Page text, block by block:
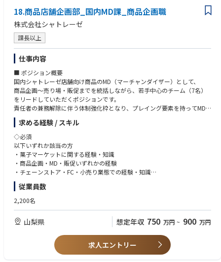
を運んで体感していただきます。
発信業務は既存コンテンツの運用と店頭からの一次発信(新入荷、日常の気
づき )から始めます。この期間に蓄える「語る言葉」が、その後すべての
発信の基礎になります。
【半年〜1年】
このフェーズから、店頭業務は定常業務として回しつつ、時間、エネルギ
ーの主軸をマーケティングに移していきます。
・SNS運用の主導権を立ち上げ (企画、撮影、投稿、分析のサイクルを一
人で回す )
・店頭演出、ビジュアルマーチャンダイジングの見直し
・店頭イベント
(新作発表会、職人を招いたトークイベント等 )の企画実行
・顧客データの蓄積と分析
店頭で得た顧客の声を発信に反映し、発信で来店動機を作る。この循環を
ご自身で回していただくのがこの時期のコアです。
上記と並行して、産地、地域との関係構築を進めていただきます。これは
マーケティング活動と分けておらず、一体として設計すべきものだと考え
ています。
・鯖江の地域イベント(眼鏡フェスタ等)への参画・出店
・工場ツアーの対応(旅行代理店、学校、企業研修等からの依頼窓口)
・他の産地企業・職人とのリレーション作り
このフェーズでは、単なる直営店から脱して「鯖江を訪れたら立ち寄りた
い場所」にすることを目標にします。具体的には
・工場ツアーをプログラム化し、外部において取材・紹介できる行軒に育
18.商品店舗企画部_国内MD課_商品企画職
株式会社シャトレーゼ
課長以上
仕事内容
■ ポジション概要
国内シャトレーゼ店舗向け商品のMD（マーチャンダイザー）として、
商品企画～売り場・販促までを統括しながら、若手中心のチーム（7名）
をリードしていただくポジションです。
責任者の兼務解除に伴う体制強化枠となり、プレイング要素を持ってMD
業務の中核を担うことが期待されています。
■期待役割
・商品企画・MD方針の設計
・営業・製造・販促・マーケ部門との調整ハブ
・若手MDメンバーの育成・業務レビュー
・売り場・カテゴリ単位での中長期MD設計
■業務内容
※下記はスキル優先度の高い順で記載しています。
①商品企画（菓子・酒類・パン・デリカ 等）
・年間構成、カテゴリー方針を踏まえた企画立案
商品単体ではなく、売り場全体・カテゴリ全体を見据えたMD設計が求め
プロダクトアウト一辺倒ではなく、顧客起点（マーケットイン）で背景・
データ・市場視点を持った企画が求められます。
求める経験 / スキル
◇必須
以下いずれか該当の方
・菓子マーケットに関する経験・知識
・商品企画・MD・販促いずれかの経験
・チェーンストア・FC・小売り業態での経験・知識
・データ分析の基礎スキル
・普通自動車免許
・チームリーダー・主幹クラスの経験（管理職経験は不問）
・菓子・スイーツ・パン・デリカの取扱い経験
・日配食品・チルド商品の取扱い経験
・商品名・パッケージ企画への関与経験
・若手メンバーと協働しながらチームを牽引できる柔軟
従業員数
2,200名
山梨県 想定年収 750 万円 ~ 900 万円
求人エントリー